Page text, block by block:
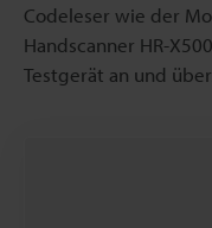
Codeleser wie der
Handscanner HR-
Testgerät an und